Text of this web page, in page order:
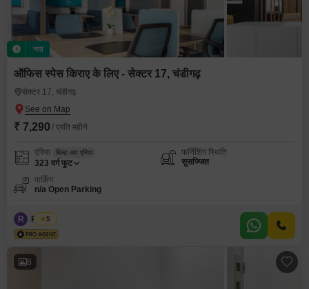
नया
ऑफिस स्पेस किराए के लिए - सेक्टर 17, चंडीगढ़
सेक्टर 17, चंडीगढ़
₹ 7,290 / प्रति महीने
एरिया बिल्ट-अप एरिया
323 वर्ग फुट
फर्निशिंग स्थिति
सुसज्जित
पार्किंग
n/a Open Parking
R Regus
5
8